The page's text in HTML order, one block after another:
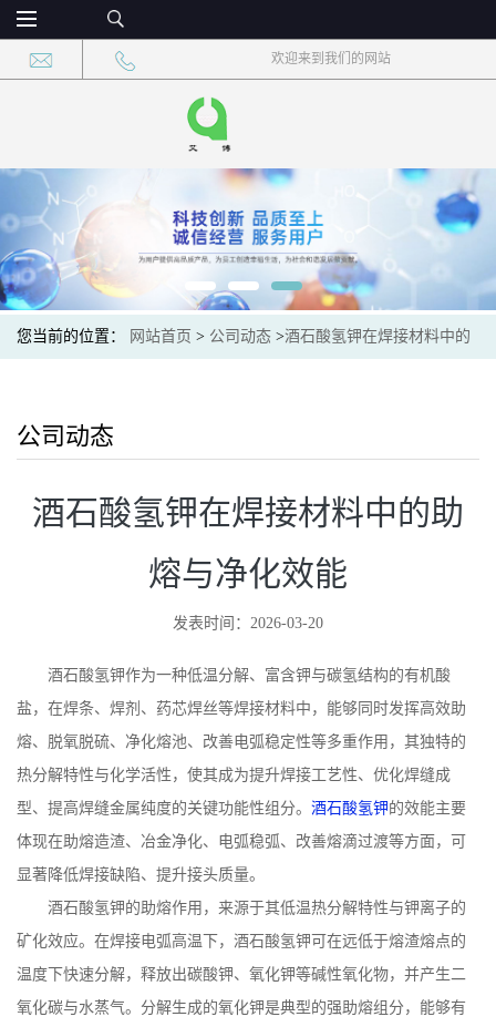
欢迎来到我们的网站
您当前的位置： 网站首页 > 公司动态 >酒石酸氢钾在焊接材料中的
公司动态
酒石酸氢钾在焊接材料中的助
熔与净化效能
发表时间：2026-03-20
酒石酸氢钾作为一种低温分解、富含钾与碳氢结构的有机酸
盐，在焊条、焊剂、药芯焊丝等焊接材料中，能够同时发挥高效助
熔、脱氧脱硫、净化熔池、改善电弧稳定性等多重作用，其独特的
热分解特性与化学活性，使其成为提升焊接工艺性、优化焊缝成
型、提高焊缝金属纯度的关键功能性组分。 酒石酸氢钾的效能主要
体现在助熔造渣、冶金净化、电弧稳弧、改善熔滴过渡等方面，可
显著降低焊接缺陷、提升接头质量。
酒石酸氢钾的助熔作用，来源于其低温热分解特性与钾离子的
矿化效应。在焊接电弧高温下，酒石酸氢钾可在远低于熔渣熔点的
温度下快速分解，释放出碳酸钾、氧化钾等碱性氧化物，并产生二
氧化碳与水蒸气。分解生成的氧化钾是典型的强助熔组分，能够有